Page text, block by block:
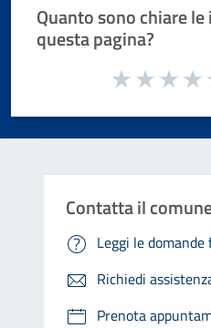
Quanto sono chiare
questa pagina?
Valuta da 1 a 5 stelle la pagina
Contatta il
Leggi le
Richiedi
Prenota